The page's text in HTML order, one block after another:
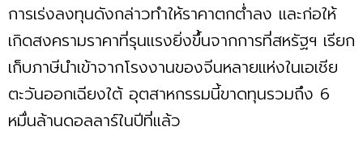
การเร่งลงทุนดังกล่าวทำให้ราคาตกต่ำลง และก่อให้
เกิดสงครามราคาที่รุนแรงยิ่งขึ้นจากการที่สหรัฐฯ เรียก
เก็บภาษีนำเข้าจากโรงงานของจีนหลายแห่งในเอเชีย
ตะวันออกเฉียงใต้ อุตสาหกรรมนี้ขาดทุนรวมถึง 6
หมื่นล้านดอลลาร์ในปีที่แล้ว